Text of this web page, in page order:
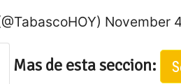
November
Mas de esta seccion: